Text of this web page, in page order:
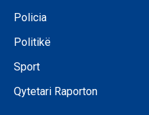
Policia
Politikë
Sport
Qytetari Raporton